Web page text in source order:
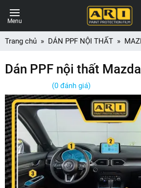
Menu
Trang chủ DÁN PPF NỘI THẤT
Dán PPF nội thất
(0 đánh giá)